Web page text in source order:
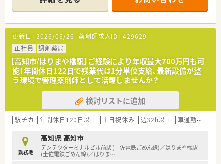
【店舗情報と応需状況について】
■上町二丁目駅から徒歩5分と好立地で、公共交通機関を利用し
ての通勤も非常にスムーズな市中心部の薬局です。
■門前の大規模病院より精神科や心療内科を中心に受けており、
1日平均140枚から150枚の処方箋を応需します。
■事務スタッフが4名在籍しているため、薬剤師は調剤や服薬指
導といった本来の専門業務に専念できる体制です。
【法人特徴について】
■東証プライム上場グループの一員として安定した経営基盤を
誇り、安心して長く働き続けられる優良企業です。
■5年先を歩く薬局を目指してドライブスルーや無菌室を導入す
るなど、常に新しい挑戦を続ける革新的な組織です。
ており、業界内でもトップクラスのシェアを誇ります。
【勤務実態について】
更新日： 2026/06/26 薬剤師求人ID： 429629
正社員
調剤薬局
【高知市/はりまや橋駅】ご経験により年収最大700万円も可
能！年間休日122日で残業代は1分単位支給、最新設備が整
う環境で管理薬剤師として活躍しませんか？
検討リストに追加
駅チカ 年間休日120日以上 土日祝休み 週32h以上 車通勤可
勤務地
高知県 高知市
デンテツターミナルビル前駅 (土佐電鉄ごめん線)／はりまや橋駅
(土佐電鉄ごめん線)／はりま…